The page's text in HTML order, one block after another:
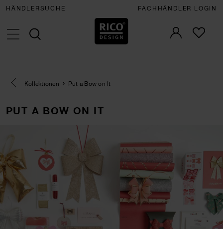
HÄNDLERSUCHE FACHHÄNDLER LOGIN
Eine Kategorie zurück navigieren
Kollektionen Put a Bow on It
PUT A BOW ON IT